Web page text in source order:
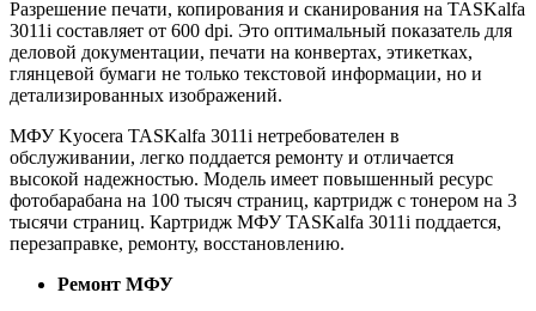
Разрешение печати, копирования и сканирования на TASKalfa
3011i составляет от 600 dpi. Это оптимальный показатель для
деловой документации, печати на конвертах, этикетках,
глянцевой бумаги не только текстовой информации, но и
детализированных изображений.
МФУ Kyocera TASKalfa 3011i нетребователен в
обслуживании, легко поддается ремонту и отличается
высокой надежностью. Модель имеет повышенный ресурс
фотобарабана на 100 тысяч страниц, картридж с тонером на 3
тысячи страниц. Картридж МФУ TASKalfa 3011i поддается,
перезаправке, ремонту, восстановлению.
Ремонт МФУ